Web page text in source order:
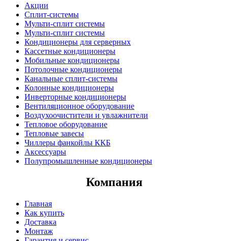
Акции
Сплит-системы
Мульти-сплит системы
Мульти-сплит системы
Кондиционеры для серверных
Кассетные кондиционеры
Мобильные кондиционеры
Потолочные кондиционеры
Канальные сплит-системы
Колонные кондиционеры
Инверторные кондиционеры
Вентиляционное оборудование
Воздухоочистители и увлажнители
Тепловое оборудование
Тепловые завесы
Чиллеры фанкойлы ККБ
Аксессуары
Полупромышленные кондиционеры
Компания
Главная
Как купить
Доставка
Монтаж